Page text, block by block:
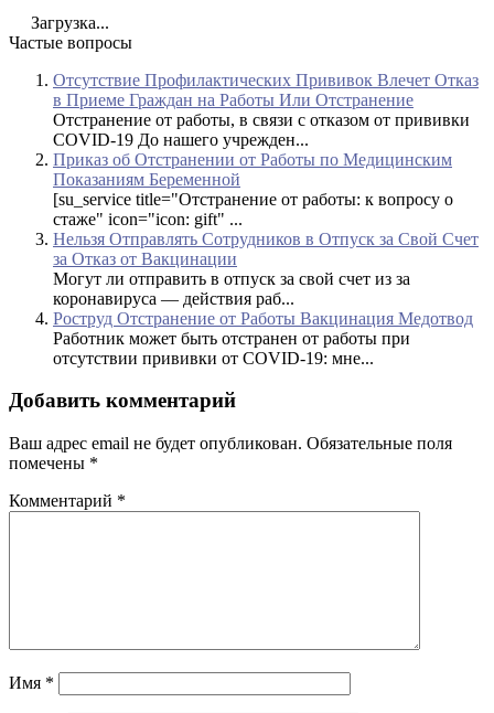
Загрузка...
Частые вопросы
Отсутствие Профилактических Прививок Влечет Отказ
в Приеме Граждан на Работы Или Отстранение
Отстранение от работы, в связи с отказом от прививки
COVID-19 До нашего учрежден...
Приказ об Отстранении от Работы по Медицинским
Показаниям Беременной
[su_service title="Отстранение от работы: к вопросу о
стаже" icon="icon: gift" ...
Нельзя Отправлять Сотрудников в Отпуск за Свой Счет
за Отказ от Вакцинации
Могут ли отправить в отпуск за свой счет из за
коронавируса — действия раб...
Роструд Отстранение от Работы Вакцинация Медотвод
Работник может быть отстранен от работы при
отсутствии прививки от COVID-19: мне...
Добавить комментарий
Ваш адрес email не будет опубликован. Обязательные поля
помечены *
Комментарий *
Имя *